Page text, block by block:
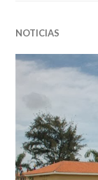
NOTICIAS